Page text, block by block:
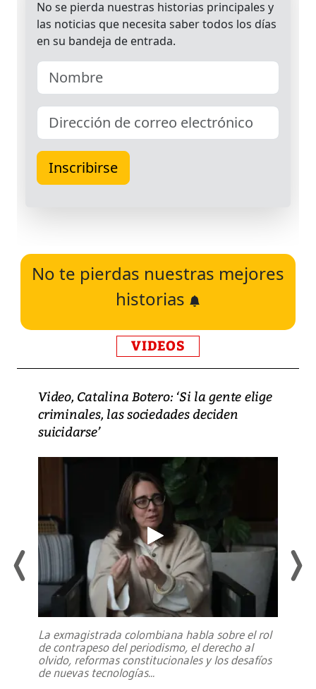
No te pierdas nuestras mejores
historias
VIDEOS
Video, Catalina Botero: ‘Si la gente elige
criminales, las sociedades deciden
suicidarse’
La exmagistrada colombiana habla sobre el rol
de contrapeso del periodismo, el derecho al
olvido, reformas constitucionales y los desafíos
de nuevas tecnologías...